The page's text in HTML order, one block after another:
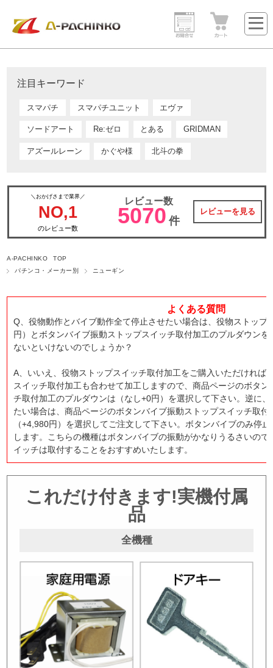
注目キーワード
スマパチ スマパチユニット エヴァ
ソードアート Re:ゼロ とある GRIDMAN
アズールレーン かぐや様 北斗の拳
＼おかげさまで業界／
NO,1
のレビュー数
レビュー数
5070 件
レビューを見る
A-PACHINKO TOP
パチンコ・メーカー別
ニューギン
よくある質問
Q、役物動作とバイブ動作全て停止させたい場合は、役物ストップ
円）とボタンバイブ振動ストップスイッチ取付加工のプルダウン
ないといけないのでしょうか？
A、いいえ、役物ストップスイッチ取付加工をご購入いただければ
スイッチ取付加工も合わせて加工しますので、商品ページのボタ
チ取付加工のプルダウンは（なし+0円）を選択して下さい。逆に
たい場合は、商品ページのボタンバイブ振動ストップスイッチ取
（+4,980円）を選択してご注文して下さい。ボタンバイブのみ停
します。こちらの機種はボタンバイブの振動がかなりうるさいの
イッチは取付することをおすすめいたします。
これだけ付きます!実機付属
品
全機種